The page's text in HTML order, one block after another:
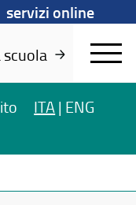
servizi online
ITA | ENG